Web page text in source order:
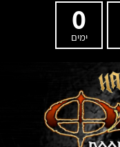
0
ימים